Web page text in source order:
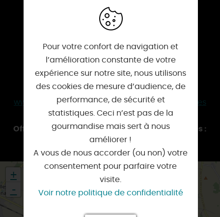
INFORMATION :
1 Rue des Chaumerats
45700 Villevoques
02 38 87 82 04
mairie-villevoques@orange.fr
www.cc4v.fr/la-cc4v/les-communes/villevoques
Office de tourisme de Ferrières et des 4 Vallées :
www.tourisme-ferrieres-loiret.fr
+
-
Pour votre confort de navigation et
l’amélioration constante de votre
expérience sur notre site, nous utilisons
des cookies de mesure d’audience, de
performance, de sécurité et
statistiques. Ceci n’est pas de la
gourmandise mais sert à nous
améliorer !
A vous de nous accorder (ou non) votre
consentement pour parfaire votre
visite.
Voir notre politique de confidentialité